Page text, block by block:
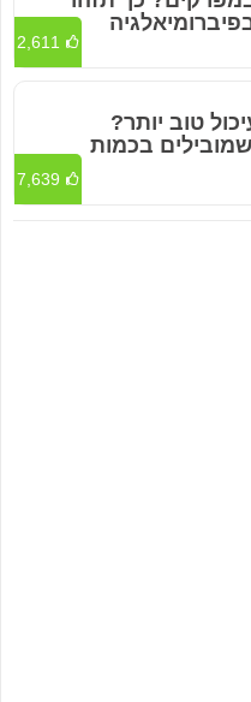
2,611
טוב יותר?
בכמות
7,639